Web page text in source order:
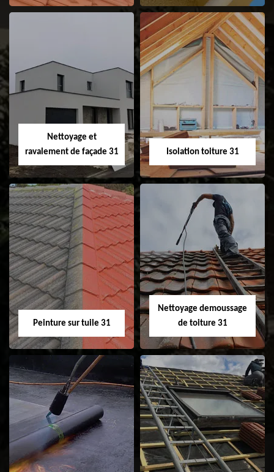
Pose et
changement de
fenêtre de toit et
Velux 31
Nettoyage et pose
Nettoyage et
ravalement de façade 31
Nettoyage et
ravalement de
façade 31
Isolation toiture 31
Isolation toiture 31
Peinture sur tuile 31
Peinture sur tuile
31
Nettoyage demoussage
de toiture 31
Nettoyage
demoussage de
toiture 31